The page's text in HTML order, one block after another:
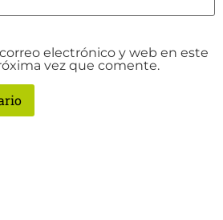
electrónico y web en este
vez que comente.